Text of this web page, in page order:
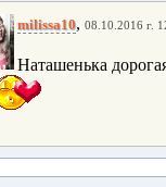
milissa10, 08.10.2016 г.
Наташенька